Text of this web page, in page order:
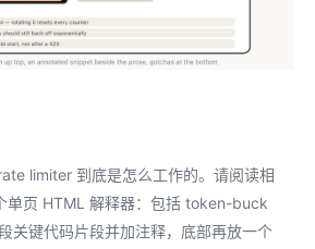
limiter 到底是怎么工作的。请阅读相
单页 HTML 解释器：包括 token-buck
关键代码片段并加注释，底部再放一个